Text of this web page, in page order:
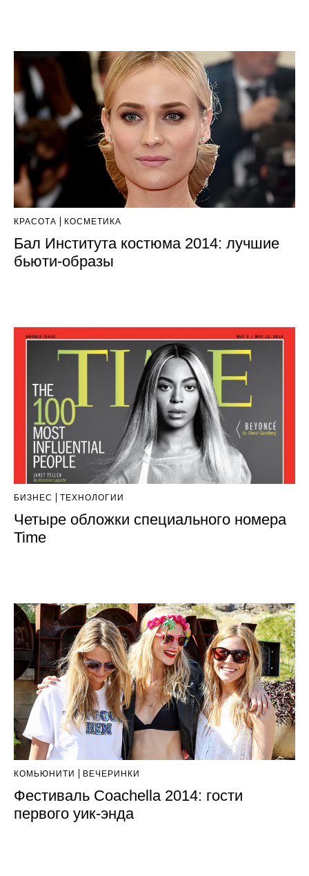
КРАСОТА КОСМЕТИКА
Бал Института костюма 2014: лучшие
бьюти-образы
БИЗНЕС ТЕХНОЛОГИИ
Четыре обложки специального номера
Time
КОМЬЮНИТИ ВЕЧЕРИНКИ
Фестиваль Coachella 2014: гости
первого уик-энда